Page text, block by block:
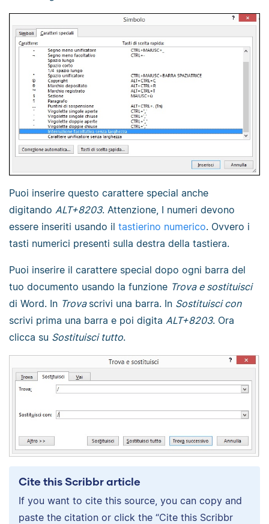
Puoi inserire questo carattere special anche
digitando ALT+8203. Attenzione, I numeri devono
essere inseriti usando il tastierino numerico. Ovvero i
tasti numerici presenti sulla destra della tastiera.
Puoi inserire il carattere special dopo ogni barra del
tuo documento usando la funzione Trova e sostituisci
di Word. In Trova scrivi una barra. In Sostituisci con
scrivi prima una barra e poi digita ALT+8203. Ora
clicca su Sostituisci tutto.
Cite this Scribbr article
If you want to cite this source, you can copy and
paste the citation or click the “Cite this Scribbr